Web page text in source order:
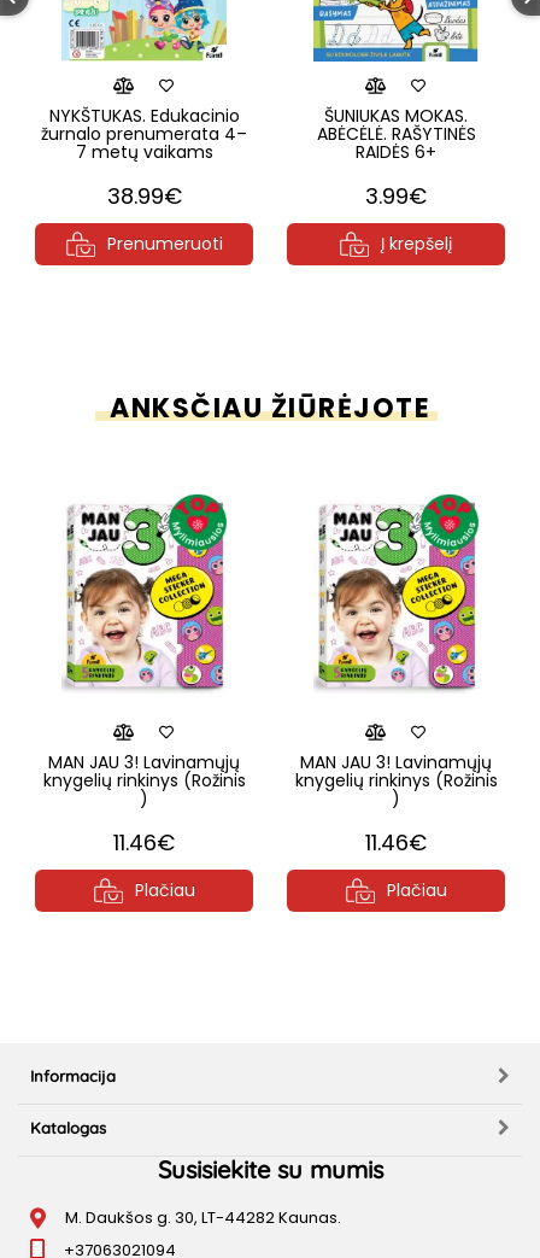
NYKŠTUKAS. Edukacinio
žurnalo prenumerata 4–
7 metų vaikams
38.99€
Prenumeruoti
ŠUNIUKAS MOKAS.
ABĖCĖLĖ. RAŠYTINĖS
RAIDĖS 6+
3.99€
Į krepšelį
ANKSČIAU ŽIŪRĖJOTE
MAN JAU 3! Lavinamųjų
knygelių rinkinys (Rožinis
)
11.46€
Plačiau
MAN JAU 3! Lavinamųjų
knygelių rinkinys (Rožinis
)
11.46€
Plačiau
Informacija
Katalogas
Susisiekite su mumis
M. Daukšos g. 30, LT-44282 Kaunas.
+37063021094